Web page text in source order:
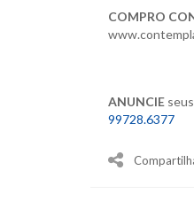
COMPRO
ANUNCIE
99728.6377